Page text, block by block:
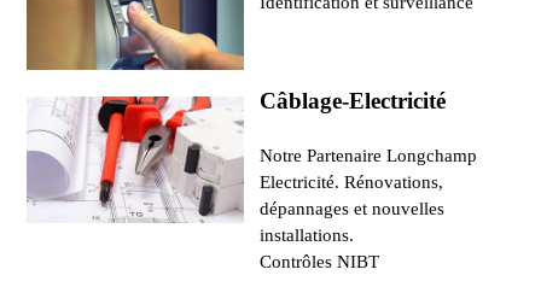
Câblage-Electricité
Notre Partenaire Longchamp
Electricité. Rénovations,
dépannages et nouvelles
installations.
Contrôles NIBT